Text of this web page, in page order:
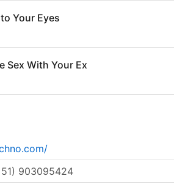
Your Eyes
Sex With Your Ex
903095424